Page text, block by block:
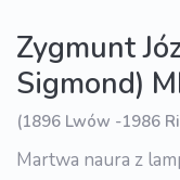
Zygmunt
Sigmond)
(1896 Lwów -1986
Martwa naura z